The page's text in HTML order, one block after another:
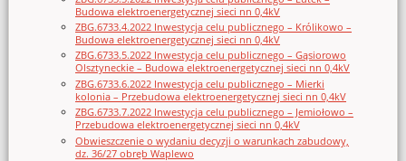
Budowa elektroenergetycznej sieci nn 0,4kV
ZBG.6733.4.2022 Inwestycja celu publicznego – Królikowo –
Budowa elektroenergetycznej sieci nn 0,4kV
ZBG.6733.5.2022 Inwestycja celu publicznego – Gąsiorowo
Olsztyneckie – Budowa elektroenergetycznej sieci nn 0,4kV
ZBG.6733.6.2022 Inwestycja celu publicznego – Mierki
kolonia – Przebudowa elektroenergetycznej sieci nn 0,4kV
ZBG.6733.7.2022 Inwestycja celu publicznego – Jemiołowo –
Przebudowa elektroenergetycznej sieci nn 0,4kV
Obwieszczenie o wydaniu decyzji o warunkach zabudowy,
dz. 36/27 obręb Waplewo